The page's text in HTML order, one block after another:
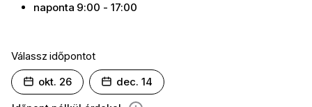
naponta 9:00 - 17:00
Válassz időpontot
okt. 26
dec. 14